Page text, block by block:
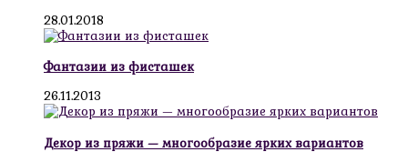
28.01.2018
Фантазии из фисташек
26.11.2013
Декор из пряжи — многообразие ярких вариантов